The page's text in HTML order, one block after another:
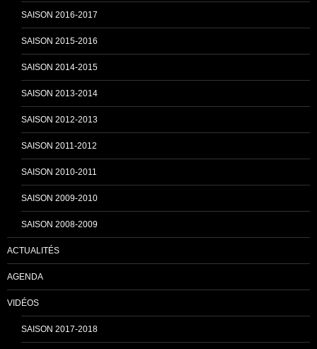
SAISON 2016-2017
SAISON 2015-2016
SAISON 2014-2015
SAISON 2013-2014
SAISON 2012-2013
SAISON 2011-2012
SAISON 2010-2011
SAISON 2009-2010
SAISON 2008-2009
ACTUALITÉS
AGENDA
VIDÉOS
SAISON 2017-2018